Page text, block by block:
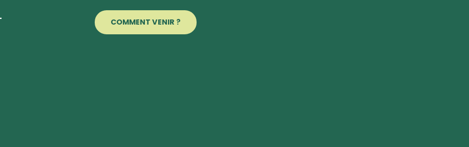
COMMENT VENIR ?